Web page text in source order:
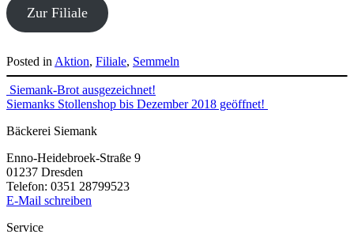
Zur Filiale
Posted in Aktion, Filiale, Semmeln
Beitragsnavigation
Siemank-Brot ausgezeichnet!
Siemanks Stollenshop bis Dezember 2018 geöffnet!
Bäckerei Siemank
Enno-Heidebroek-Straße 9
01237 Dresden
Telefon: 0351 28799523
E-Mail schreiben
Service